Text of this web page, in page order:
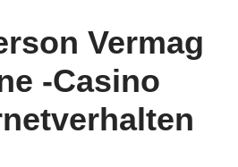
Vermag
-Casino